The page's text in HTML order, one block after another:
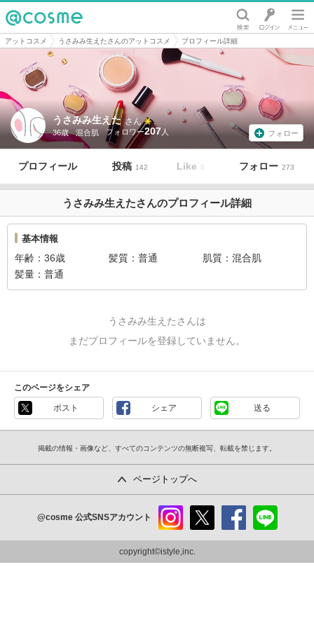
@cosme
アットコスメ うさみみ生えたさんのアットコスメ プロフィール詳細
うさみみ生えた さん
36歳 混合肌 207 フォロー
プロフィール 投稿 142 Like 0 フォロー 273
うさみみ生えたさんのプロフィール詳細
基本情報
年齢 36歳 髪質 普通 肌質
混合肌
髪量
普通
うさみみ生えたさんは
まだプロフィールを登録していません。
このページをシェア
ポスト シェア 送る
掲載の情報・画像など、すべてのコンテンツの無断複写、転載を禁じます。
ページトップへ
@cosme 公式SNSアカウント
ram
copyright©istyle,inc.